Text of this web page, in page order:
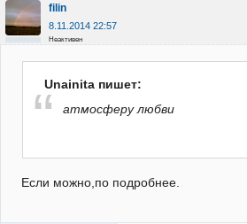
filin
8.11.2014 22:57
Неактивен
Unainita пишет:
атмосферу любви
Если можно,по подробнее.